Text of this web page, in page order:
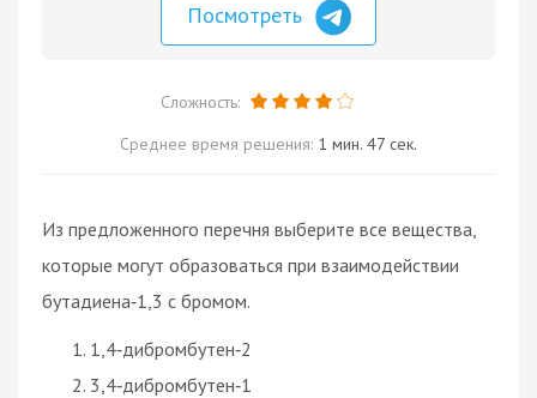
Посмотреть
Сложность:
Среднее время решения: 1 мин. 47 сек.
Из предложенного перечня выберите все вещества,
которые могут образоваться при взаимодействии
бутадиена‑1,3 с бромом.
1,4‑дибромбутен‑2
3,4‑дибромбутен‑1